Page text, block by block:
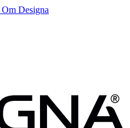
Om Designa